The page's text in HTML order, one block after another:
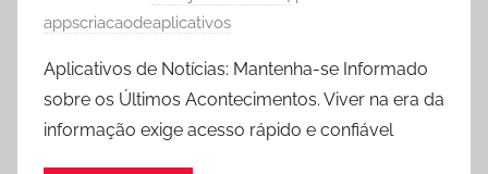
appscriacaodeaplicativos
Aplicativos de Notícias: Mantenha-se Informado
sobre os Últimos Acontecimentos. Viver na era da
informação exige acesso rápido e confiável